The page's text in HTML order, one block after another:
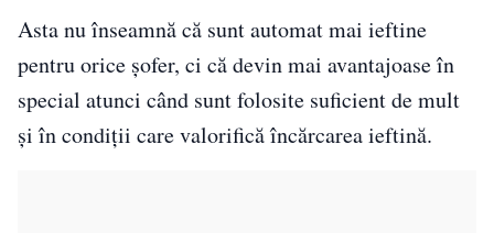
Asta nu înseamnă că sunt automat mai ieftine
pentru orice șofer, ci că devin mai avantajoase în
special atunci când sunt folosite suficient de mult
și în condiții care valorifică încărcarea ieftină.